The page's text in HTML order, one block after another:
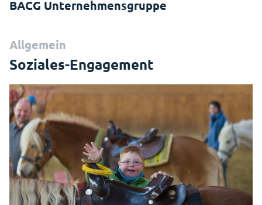
BACG Unternehmensgruppe
Allgemein
Soziales-Engagement